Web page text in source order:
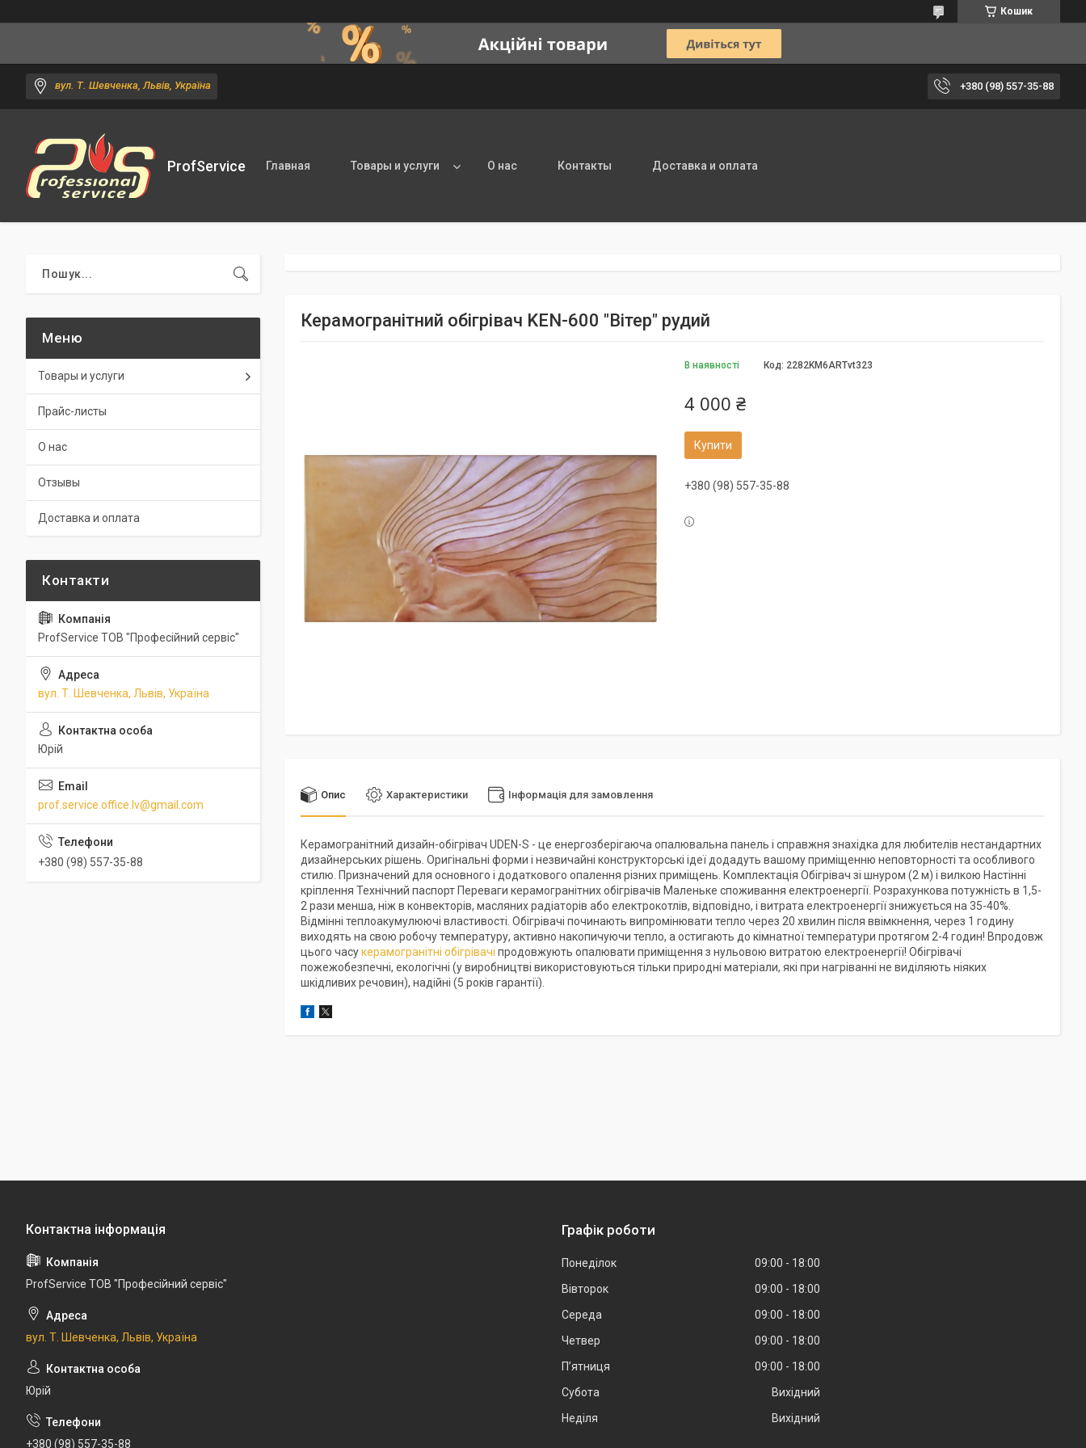
Кошик
вул. Т. Шевченка, Львів, Україна +380 (98) 557-35-88
ProfService Главная Товары и услуги О нас Контакты Доставка и оплата
Керамогранітний обігрівач KEN-600 "Вітер" рудий
В наявності Код: 2282KM6ARTvt323
4 000 ₴
Купити
+380 (98) 557-35-88
Опис Характеристики Інформація для замовлення
Керамогранітний дизайн-обігрівач UDEN-S - це енергозберігаюча опалювальна панель і справжня знахідка для любителів нестандартних
дизайнерських рішень. Оригінальні форми і незвичайні конструкторські ідеї додадуть вашому приміщенню неповторності та особливого
стилю. Призначений для основного і додаткового опалення різних приміщень. Комплектація Обігрівач зі шнуром (2 м) і вилкою Настінні
кріплення Технічний паспорт Переваги керамогранітних обігрівачів Маленьке споживання електроенергії. Розрахункова потужність в 1,5-
2 рази менша, ніж в конвекторів, масляних радіаторів або електрокотлів, відповідно, і витрата електроенергії знижується на 35-40%.
Відмінні теплоакумулюючі властивості. Обігрівачі починають випромінювати тепло через 20 хвилин після ввімкнення, через 1 годину
виходять на свою робочу температуру, активно накопичуючи тепло, а остигають до кімнатної температури протягом 2-4 годин! Впродовж
цього часукерамогранітні обігрівачі продовжують опалювати приміщення з нульовою витратою електроенергії! Обігрівачі
пожежобезпечні, екологічні (у виробництві використовуються тільки природні матеріали, які при нагріванні не виділяють ніяких
шкідливих речовин), надійні (5 років гарантії).
Товары и услуги
Прайс-листы
О нас
Отзывы
Доставка и оплата
ProfService ТОВ "Професійний сервіс"
вул. Т. Шевченка, Львів, Україна
Юрій
prof.service.office.lv@gmail.com
+380 (98) 557-35-88
ProfService ТОВ "Професійний сервіс"
вул. Т. Шевченка, Львів, Україна
Юрій
+380 (98) 557-35-88
Графік роботи
Понеділок 09:00
18:00
Вівторок
09:00
18:00
Середа
09:00
18:00
Четвер
09:00
18:00
Пʼятниця
09:00
18:00
Субота
Вихідний
Неділя
Вихідний